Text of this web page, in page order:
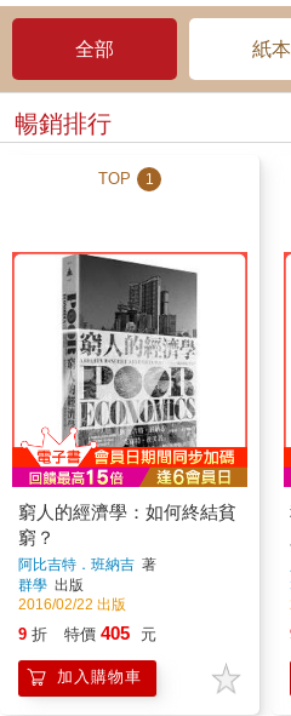
全部 紙本
暢銷排行
TOP 1
窮人的經濟學：如何終結貧
窮？
阿比吉特．班納吉 著
群學 出版
2016/02/22 出版
9 折 特價 405 元
加入購物車